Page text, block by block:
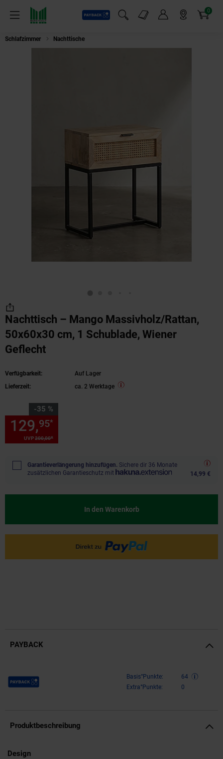
Menü
Payback
Suchfeld einblenden
Markt-Angebote 0
Artikel
Schlafzimmer Nachttische
Nachttisch – Mango Massivholz/Rattan,
50x60x30 cm, 1 Schublade, Wiener
Geflecht
Verfügbarkeit:
Auf Lager
Lieferzeit:
ca. 2 Werktage
-35 %
Sie Sparen 35 Prozent,
UVP200,00*
129,95*
Garantieverlängerung hinzufügen. Sichere dir 36 Monate
zusätzlichen Garantieschutz mit
14,99 €
In den Warenkorb
PAYBACK
Payback Punkte Basis°Punkte:
64
Extra°Punkte:
0
Produktbeschreibung
Design